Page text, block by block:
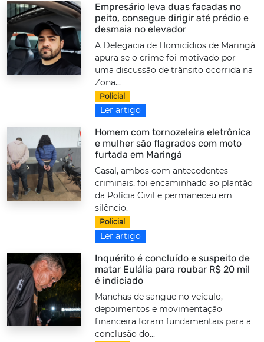
Empresário leva duas facadas no
peito, consegue dirigir até prédio e
desmaia no elevador
A Delegacia de Homicídios de Maringá
apura se o crime foi motivado por
uma discussão de trânsito ocorrida na
Zona...
Policial
Ler artigo
Homem com tornozeleira eletrônica
e mulher são flagrados com moto
furtada em Maringá
Casal, ambos com antecedentes
criminais, foi encaminhado ao plantão
da Polícia Civil e permaneceu em
silêncio.
Policial
Ler artigo
Inquérito é concluído e suspeito de
matar Eulália para roubar R$ 20 mil
é indiciado
Manchas de sangue no veículo,
depoimentos e movimentação
financeira foram fundamentais para a
conclusão do...